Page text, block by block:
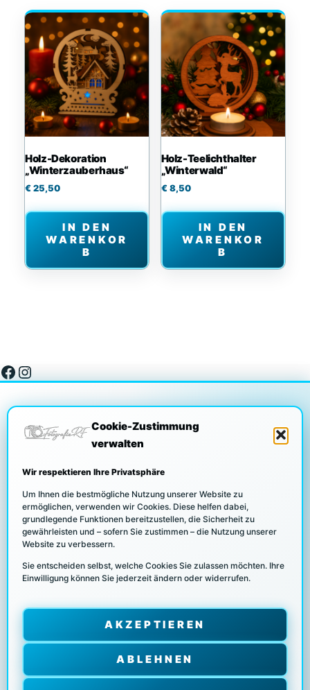
Cookie-Zustimmung
verwalten
Wir respektieren Ihre Privatsphäre
Um Ihnen die bestmögliche Nutzung unserer Website zu
ermöglichen, verwenden wir Cookies. Diese helfen dabei,
grundlegende Funktionen bereitzustellen, die Sicherheit zu
gewährleisten und – sofern Sie zustimmen – die Nutzung unserer
Website zu verbessern.
Sie entscheiden selbst, welche Cookies Sie zulassen möchten. Ihre
Einwilligung können Sie jederzeit ändern oder widerrufen.
AKZEPTIEREN
ABLEHNEN
Holz-Dekoration
„Winterzauberhaus“
€ 25,50
IN DEN
WARENKOR
B
Holz-Teelichthalter
„Winterwald“
€8,50
IN DEN
WARENKOR
B
Facebook
Instagram
DATENSCHUTZ
COOKIE RICHTLINIEN
IMPRESSUM